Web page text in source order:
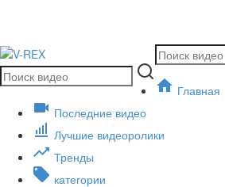
Главная
Последние видео
Лучшие видеоролики
Тренды
категории